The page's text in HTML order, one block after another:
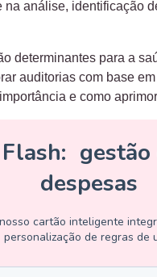
na análise, identificação
determinantes para a
auditorias com base
e como